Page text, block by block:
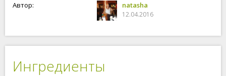
Автор:
natasha
12.04.2016
Ингредиенты